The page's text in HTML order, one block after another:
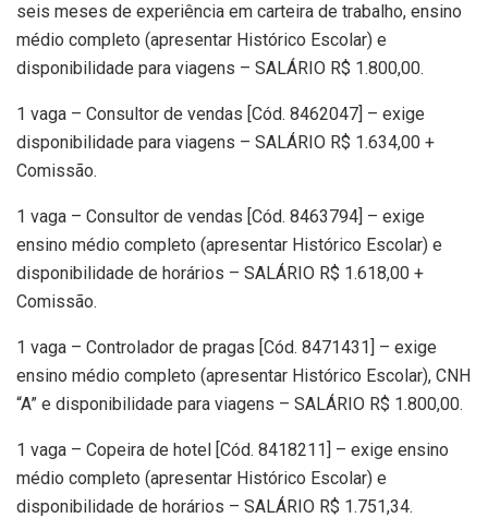
seis meses de experiência em carteira de trabalho, ensino
médio completo (apresentar Histórico Escolar) e
disponibilidade para viagens – SALÁRIO R$ 1.800,00.
1 vaga – Consultor de vendas [Cód. 8462047] – exige
disponibilidade para viagens – SALÁRIO R$ 1.634,00 +
Comissão.
1 vaga – Consultor de vendas [Cód. 8463794] – exige
ensino médio completo (apresentar Histórico Escolar) e
disponibilidade de horários – SALÁRIO R$ 1.618,00 +
Comissão.
1 vaga – Controlador de pragas [Cód. 8471431] – exige
ensino médio completo (apresentar Histórico Escolar), CNH
“A” e disponibilidade para viagens – SALÁRIO R$ 1.800,00.
1 vaga – Copeira de hotel [Cód. 8418211] – exige ensino
médio completo (apresentar Histórico Escolar) e
disponibilidade de horários – SALÁRIO R$ 1.751,34.